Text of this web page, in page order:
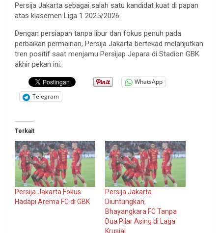
Persija Jakarta sebagai salah satu kandidat kuat di papan
atas klasemen Liga 1 2025/2026.
Dengan persiapan tanpa libur dan fokus penuh pada
perbaikan permainan, Persija Jakarta bertekad melanjutkan
tren positif saat menjamu Persijap Jepara di Stadion GBK
akhir pekan ini.
WhatsApp
Telegram
Terkait
Persija Jakarta Fokus
Hadapi Arema FC di GBK
Persija Jakarta
Diuntungkan,
Bhayangkara FC Tanpa
Dua Pilar Asing di Laga
Krusial